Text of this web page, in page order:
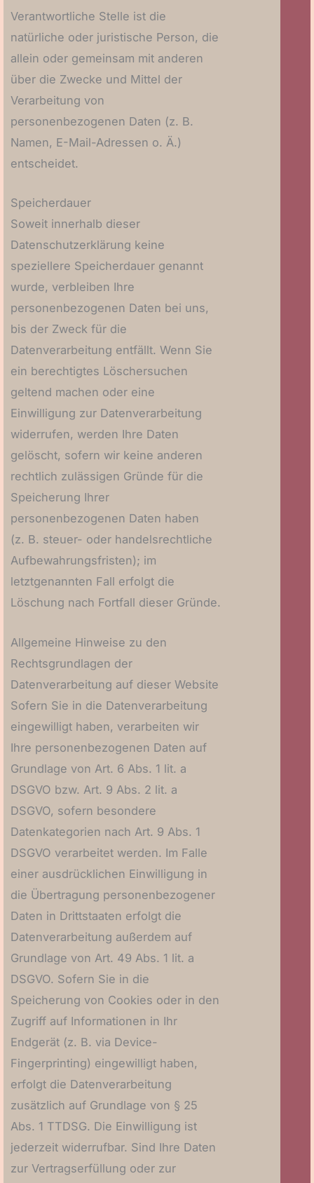
Verantwortliche Stelle ist die
natürliche oder juristische Person, die
allein oder gemeinsam mit anderen
über die Zwecke und Mittel der
Verarbeitung von
personenbezogenen Daten (z. B.
Namen, E-Mail-Adressen o. Ä.)
entscheidet.
Speicherdauer
Soweit innerhalb dieser
Datenschutzerklärung keine
speziellere Speicherdauer genannt
wurde, verbleiben Ihre
personenbezogenen Daten bei uns,
bis der Zweck für die
Datenverarbeitung entfällt. Wenn Sie
ein berechtigtes Löschersuchen
geltend machen oder eine
Einwilligung zur Datenverarbeitung
widerrufen, werden Ihre Daten
gelöscht, sofern wir keine anderen
rechtlich zulässigen Gründe für die
Speicherung Ihrer
personenbezogenen Daten haben
(z. B. steuer- oder handelsrechtliche
Aufbewahrungsfristen); im
letztgenannten Fall erfolgt die
Löschung nach Fortfall dieser Gründe.
Allgemeine Hinweise zu den
Rechtsgrundlagen der
Datenverarbeitung auf dieser Website
Sofern Sie in die Datenverarbeitung
eingewilligt haben, verarbeiten wir
Ihre personenbezogenen Daten auf
Grundlage von Art. 6 Abs. 1 lit. a
DSGVO bzw. Art. 9 Abs. 2 lit. a
DSGVO, sofern besondere
Datenkategorien nach Art. 9 Abs. 1
DSGVO verarbeitet werden. Im Falle
einer ausdrücklichen Einwilligung in
die Übertragung personenbezogener
Daten in Drittstaaten erfolgt die
Datenverarbeitung außerdem auf
Grundlage von Art. 49 Abs. 1 lit. a
DSGVO. Sofern Sie in die
Speicherung von Cookies oder in den
Zugriff auf Informationen in Ihr
Endgerät (z. B. via Device-
Fingerprinting) eingewilligt haben,
erfolgt die Datenverarbeitung
zusätzlich auf Grundlage von § 25
Abs. 1 TTDSG. Die Einwilligung ist
jederzeit widerrufbar. Sind Ihre Daten
zur Vertragserfüllung oder zur